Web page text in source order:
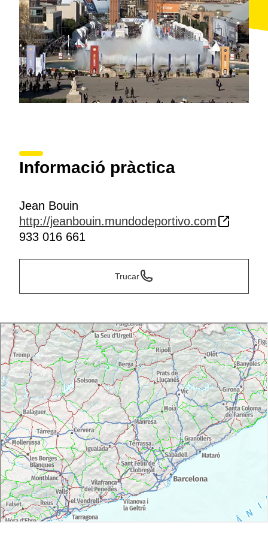
llavors popualr Grand Prix Lemmonier de París.
Tot i que durant la post-guerra va haver de canviar de
denominació, la cursa rep el nom en honor al
fondista francès Jean Bouin, subcampió dels 5000
m als Jocs Olímpics d'Estocolm de 1912, que havia
mort el 1914 durant la Primera Guerra Mundial.
Informació pràctica
Jean Bouin
http://jeanbouin.mundodeportivo.com
933 016 661
Trucar